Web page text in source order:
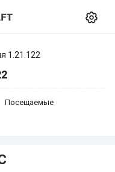
1.21.122
Посещаемые